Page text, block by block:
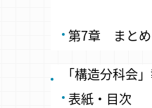
第7章 まとめ
「構造分科会
表紙・目次